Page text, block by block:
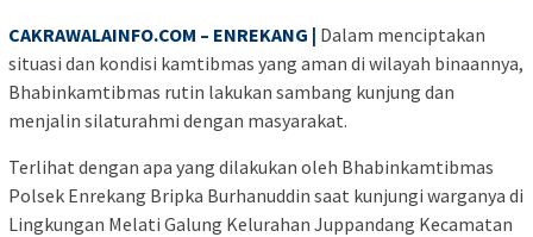
CAKRAWALAINFO.COM – ENREKANG | Dalam menciptakan
situasi dan kondisi kamtibmas yang aman di wilayah binaannya,
Bhabinkamtibmas rutin lakukan sambang kunjung dan
menjalin silaturahmi dengan masyarakat.
Terlihat dengan apa yang dilakukan oleh Bhabinkamtibmas
Polsek Enrekang Bripka Burhanuddin saat kunjungi warganya di
Lingkungan Melati Galung Kelurahan Juppandang Kecamatan